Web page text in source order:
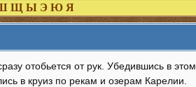
Щ Ы Э Ю Я
отобьется от рук. Убедившись в этом,
в круиз по рекам и озерам Карелии.